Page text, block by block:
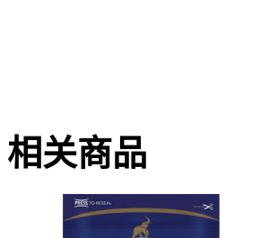
相关商品